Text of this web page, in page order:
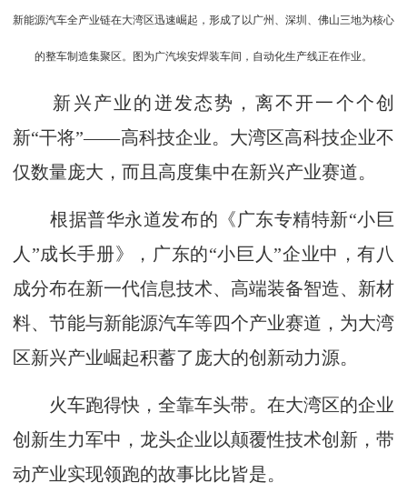
新能源汽车全产业链在大湾区迅速崛起，形成了以广州、深圳、佛山三地为核心
的整车制造集聚区。图为广汽埃安焊装车间，自动化生产线正在作业。
新兴产业的迸发态势，离不开一个个创
新“干将”——高科技企业。大湾区高科技企业不
仅数量庞大，而且高度集中在新兴产业赛道。
根据普华永道发布的《广东专精特新“小巨
人”成长手册》，广东的“小巨人”企业中，有八
成分布在新一代信息技术、高端装备智造、新材
料、节能与新能源汽车等四个产业赛道，为大湾
区新兴产业崛起积蓄了庞大的创新动力源。
火车跑得快，全靠车头带。在大湾区的企业
创新生力军中，龙头企业以颠覆性技术创新，带
动产业实现领跑的故事比比皆是。